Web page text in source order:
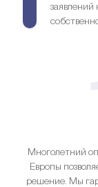
Многолетний
Европы
решение. Мы